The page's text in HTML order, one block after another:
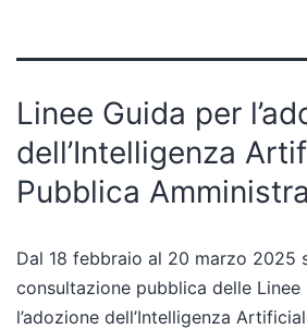
Linee Guida per
dell’Intelligenza
Pubblica
Dal 18 febbraio al 20 marzo 2025
consultazione pubblica delle Linee
l’adozione dell’Intelligenza